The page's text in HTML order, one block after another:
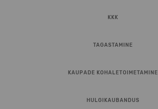
KKK
TAGASTAMINE
KAUPADE KOHALETOIMETAMINE
HULGIKAUBANDUS